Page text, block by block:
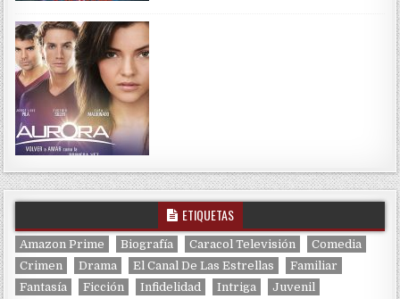
ETIQUETAS
Amazon Prime Biografía Caracol Televisión
Comedia
Crimen
Drama El Canal De Las Estrellas
Familiar
Fantasía
Ficción Infidelidad Intriga Juvenil